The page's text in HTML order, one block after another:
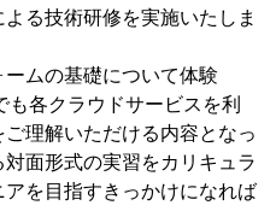
る技術研修を実施いたしま
ムの基礎について体験
各クラウドサービスを利
理解いただける内容となっ
面形式の実習をカリキュラ
を目指すきっかけになれば